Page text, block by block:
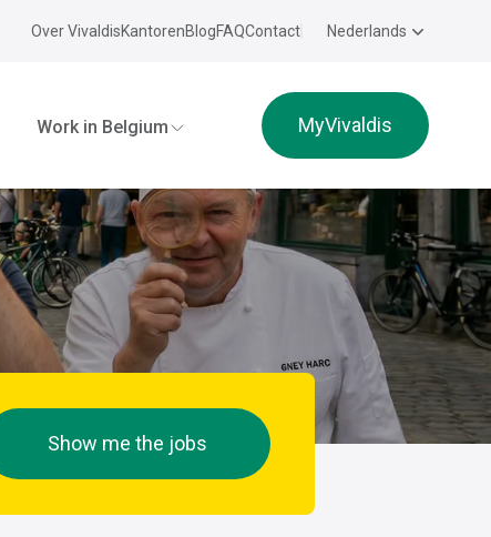
Over VivaldisKantorenBlogFAQContact Nederlands
Work in Belgium MyVivaldis
Show me the jobs